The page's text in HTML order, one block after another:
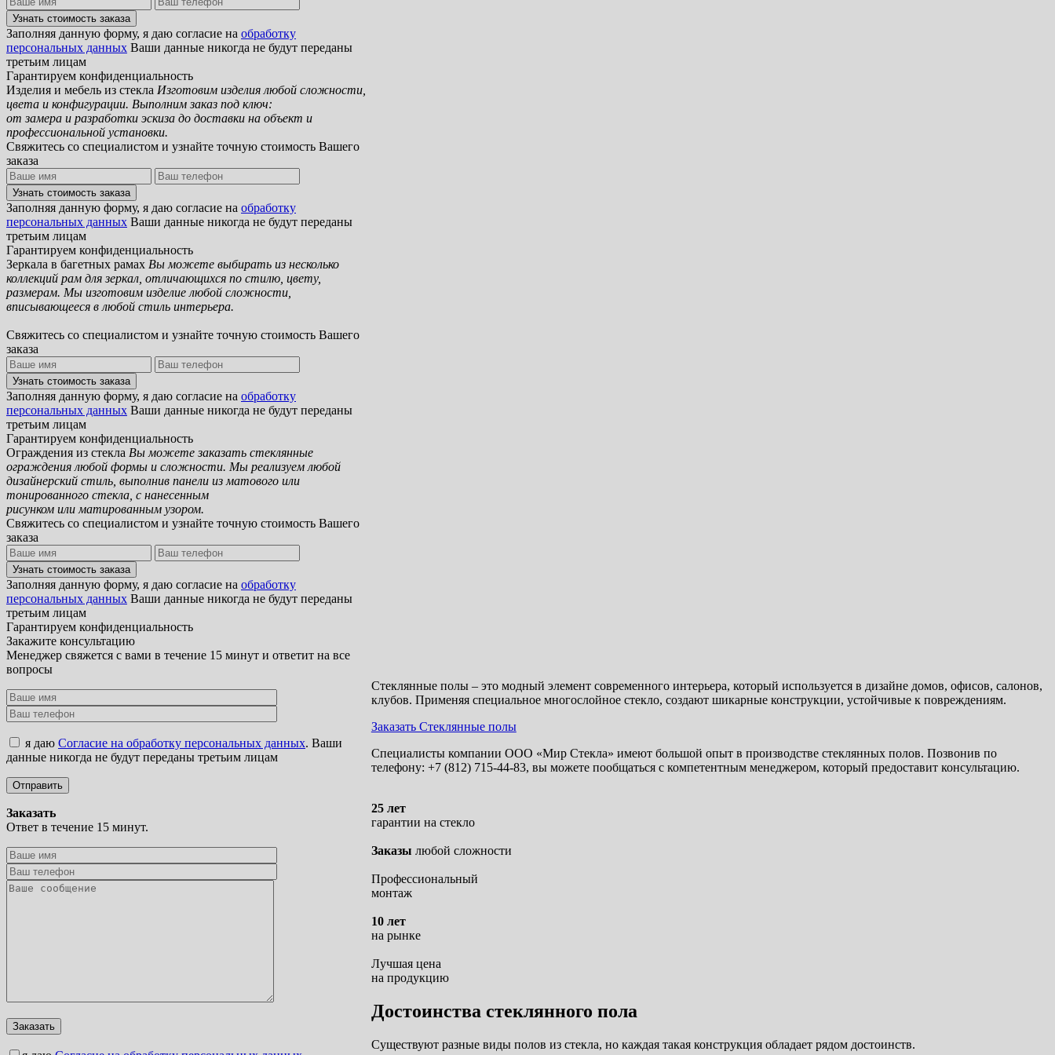
Стеклянные полы – это модный элемент современного интерьера, который используется в дизайне домов, офисов, салонов,
клубов. Применяя специальное многослойное стекло, создают шикарные конструкции, устойчивые к повреждениям.
Заказать Стеклянные полы
Специалисты компании ООО «Мир Стекла» имеют большой опыт в производстве стеклянных полов. Позвонив по
телефону: +7 (812) 715-44-83, вы можете пообщаться с компетентным менеджером, который предоставит консультацию.
25 лет
гарантии на стекло
Заказы любой сложности
Профессиональный
монтаж
10 лет
на рынке
Лучшая цена
на продукцию
Достоинства стеклянного пола
Существуют разные виды полов из стекла, но каждая такая конструкция обладает рядом достоинств.
Заполняя данную форму, я даю согласие на обработку
персональных данных Ваши данные никогда не будут переданы
третьим лицам
Гарантируем конфиденциальность
Изделия и мебель из стекла Изготовим изделия любой сложности,
цвета и конфигурации. Выполним заказ под ключ:
от замера и разработки эскиза до доставки на объект и
профессиональной установки.
Свяжитесь со специалистом и узнайте точную стоимость Вашего
заказа
Заполняя данную форму, я даю согласие на обработку
персональных данных Ваши данные никогда не будут переданы
третьим лицам
Гарантируем конфиденциальность
Зеркала в багетных рамах Вы можете выбирать из несколько
коллекций рам для зеркал, отличающихся по стилю, цвету,
размерам. Мы изготовим изделие любой сложности,
вписывающееся в любой стиль интерьера.
Свяжитесь со специалистом и узнайте точную стоимость Вашего
заказа
Заполняя данную форму, я даю согласие на обработку
персональных данных Ваши данные никогда не будут переданы
третьим лицам
Гарантируем конфиденциальность
Ограждения из стекла Вы можете заказать стеклянные
ограждения любой формы и сложности. Мы реализуем любой
дизайнерский стиль, выполнив панели из матового или
тонированного стекла, с нанесенным
рисунком или матированным узором.
Свяжитесь со специалистом и узнайте точную стоимость Вашего
заказа
Заполняя данную форму, я даю согласие на обработку
персональных данных Ваши данные никогда не будут переданы
третьим лицам
Гарантируем конфиденциальность
Закажите консультацию
Менеджер свяжется с вами в течение 15 минут и ответит на все
вопросы
я даю Согласие на обработку персональных данных. Ваши
данные никогда не будут переданы третьим лицам
Заказать
Ответ в течение 15 минут.